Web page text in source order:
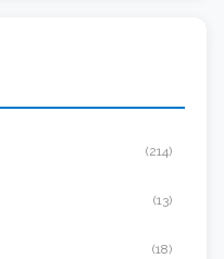
(214)
(13)
(18)